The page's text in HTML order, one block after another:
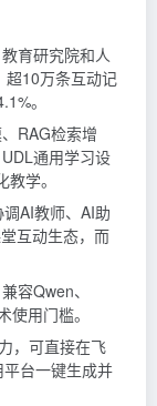
育研究院和人
超10万条互动记
。
RAG检索增
通用学习设
学。
AI教师、AI助
互动生态，而
容Qwen、
用门槛。
，可直接在飞
台一键生成并